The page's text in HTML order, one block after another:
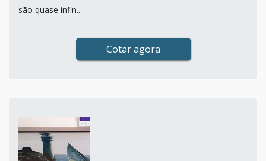
são quase infin...
Cotar agora